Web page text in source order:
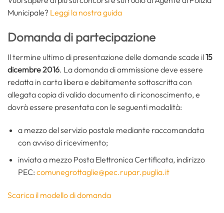
Municipale? Leggi la nostra guida
Domanda di partecipazione
Il termine ultimo di presentazione delle domande scade il15
dicembre 2016. La domanda di ammissione deve essere
redatta in carta libera e debitamente sottoscritta con
allegata copia di valido documento di riconoscimento, e
dovrà essere presentata con le seguenti modalità:
a mezzo del servizio postale mediante raccomandata
con avviso di ricevimento;
inviata a mezzo Posta Elettronica Certificata, indirizzo
PEC: comunegrottaglie@pec.rupar.puglia.it
Scarica il modello di domanda